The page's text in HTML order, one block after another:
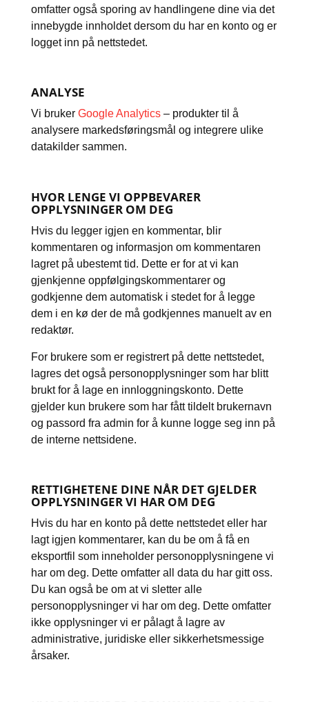
omfatter også sporing av handlingene dine via det
innebygde innholdet dersom du har en konto og er
logget inn på nettstedet.
ANALYSE
Vi bruker Google Analytics– produkter til å
analysere markedsføringsmål og integrere ulike
datakilder sammen.
HVOR LENGE VI OPPBEVARER
OPPLYSNINGER OM DEG
Hvis du legger igjen en kommentar, blir
kommentaren og informasjon om kommentaren
lagret på ubestemt tid. Dette er for at vi kan
gjenkjenne oppfølgingskommentarer og
godkjenne dem automatisk i stedet for å legge
dem i en kø der de må godkjennes manuelt av en
redaktør.
For brukere som er registrert på dette nettstedet,
lagres det også personopplysninger som har blitt
brukt for å lage en innloggningskonto. Dette
gjelder kun brukere som har fått tildelt brukernavn
og passord fra admin for å kunne logge seg inn på
de interne nettsidene.
RETTIGHETENE DINE NÅR DET GJELDER
OPPLYSNINGER VI HAR OM DEG
Hvis du har en konto på dette nettstedet eller har
lagt igjen kommentarer, kan du be om å få en
eksportfil som inneholder personopplysningene vi
har om deg. Dette omfatter all data du har gitt oss.
Du kan også be om at vi sletter alle
personopplysninger vi har om deg. Dette omfatter
ikke opplysninger vi er pålagt å lagre av
administrative, juridiske eller sikkerhetsmessige
årsaker.